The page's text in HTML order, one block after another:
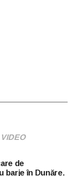
VIDEO
de
barje în Dunăre.